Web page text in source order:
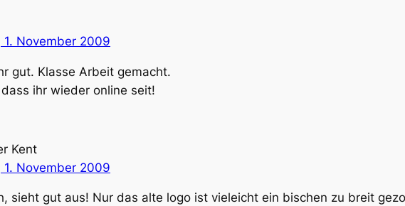
1. November 2009
gut. Klasse Arbeit gemacht.
ihr wieder online seit!
Kent
1. November 2009
sieht gut aus! Nur das alte logo ist vieleicht ein bischen zu breit